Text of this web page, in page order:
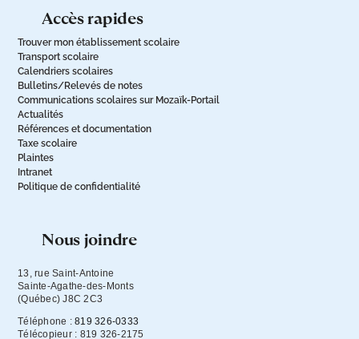
accès rapides
Trouver mon établissement scolaire
Transport scolaire
Calendriers scolaires
Bulletins/Relevés de notes
Communications scolaires sur Mozaïk-Portail
Actualités
Références et documentation
Taxe scolaire
Plaintes
Intranet
Politique de confidentialité
nous joindre
13, rue Saint-Antoine
Sainte-Agathe-des-Monts
(Québec) J8C 2C3
Téléphone :819 326-0333
Télécopieur : 819 326-2175